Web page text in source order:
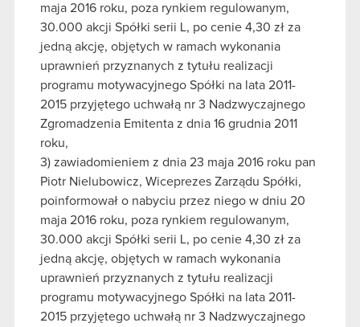
maja 2016 roku, poza rynkiem regulowanym,
30.000 akcji Spółki serii L, po cenie 4,30 zł za
jedną akcję, objętych w ramach wykonania
uprawnień przyznanych z tytułu realizacji
programu motywacyjnego Spółki na lata 2011-
2015 przyjętego uchwałą nr 3 Nadzwyczajnego
Zgromadzenia Emitenta z dnia 16 grudnia 2011
roku,
3) zawiadomieniem z dnia 23 maja 2016 roku pan
Piotr Nielubowicz, Wiceprezes Zarządu Spółki,
poinformował o nabyciu przez niego w dniu 20
maja 2016 roku, poza rynkiem regulowanym,
30.000 akcji Spółki serii L, po cenie 4,30 zł za
jedną akcję, objętych w ramach wykonania
uprawnień przyznanych z tytułu realizacji
programu motywacyjnego Spółki na lata 2011-
2015 przyjętego uchwałą nr 3 Nadzwyczajnego